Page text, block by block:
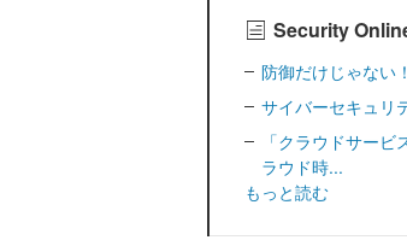
Security
防御だけじゃない
サイバーセキュリ
「クラウドサー
ラウド時...
もっと読む